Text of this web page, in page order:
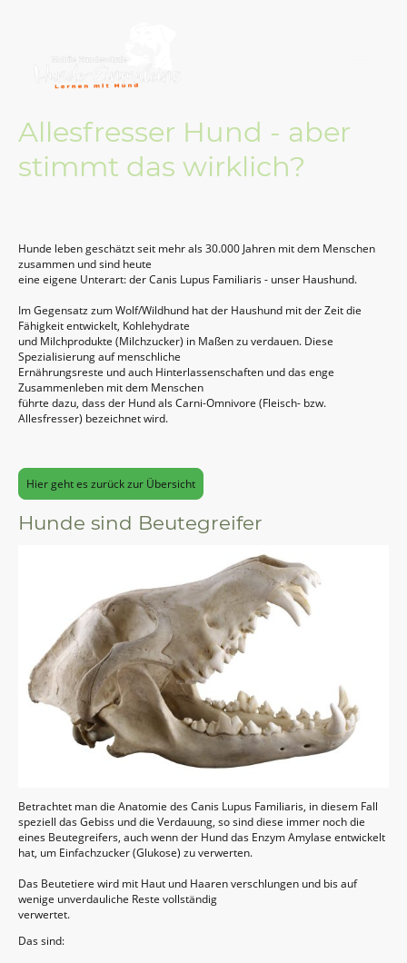
Allesfresser Hund - aber
stimmt das wirklich?
Hunde leben geschätzt seit mehr als 30.000 Jahren mit dem Menschen
zusammen und sind heute
eine eigene Unterart: der Canis Lupus Familiaris - unser Haushund.
Im Gegensatz zum Wolf/Wildhund hat der Haushund mit der Zeit die
Fähigkeit entwickelt, Kohlehydrate
und Milchprodukte (Milchzucker) in Maßen zu verdauen. Diese
Spezialisierung auf menschliche
Ernährungsreste und auch Hinterlassenschaften und das enge
Zusammenleben mit dem Menschen
führte dazu, dass der Hund als Carni-Omnivore (Fleisch- bzw.
Allesfresser) bezeichnet wird.
Hier geht es zurück zur Übersicht
Hunde sind Beutegreifer
Betrachtet man die Anatomie des Canis Lupus Familiaris, in diesem Fall
speziell das Gebiss und die Verdauung, so sind diese immer noch die
eines Beutegreifers, auch wenn der Hund das Enzym Amylase entwickelt
hat, um Einfachzucker (Glukose) zu verwerten.
Das Beutetiere wird mit Haut und Haaren verschlungen und bis auf
wenige unverdauliche Reste vollständig
verwertet.
Das sind: